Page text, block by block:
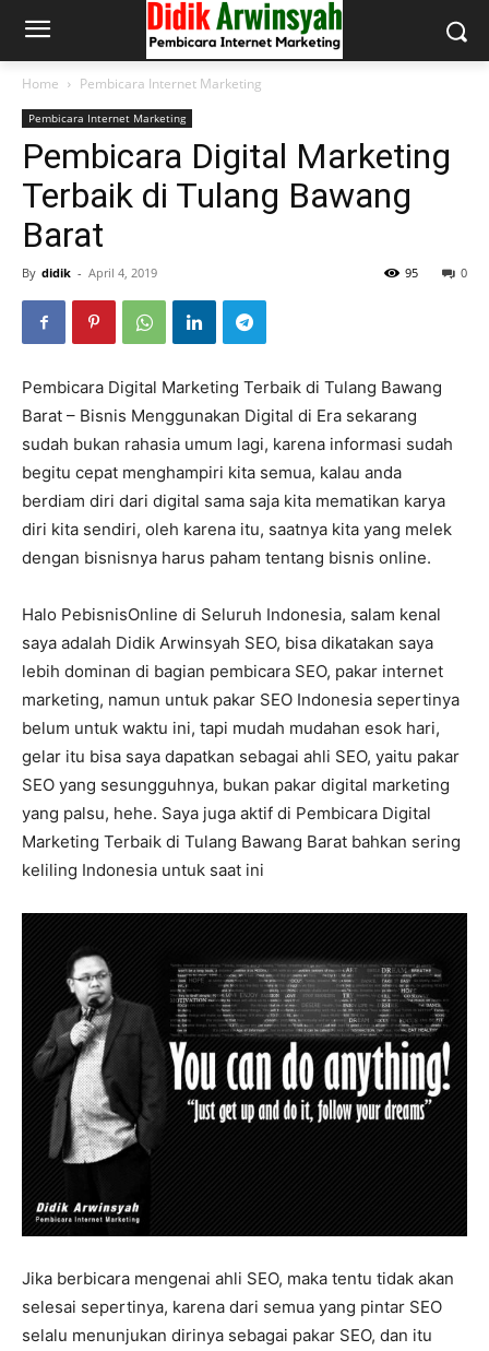
Home Pembicara Internet Marketing
Pembicara Internet Marketing
Pembicara Digital Marketing
Terbaik di Tulang Bawang
Barat
By didik - April 4, 2019 0
95
Pembicara Digital Marketing Terbaik di Tulang Bawang
Barat – Bisnis Menggunakan Digital di Era sekarang
sudah bukan rahasia umum lagi, karena informasi sudah
begitu cepat menghampiri kita semua, kalau anda
berdiam diri dari digital sama saja kita mematikan karya
diri kita sendiri, oleh karena itu, saatnya kita yang melek
dengan bisnisnya harus paham tentang bisnis online.
Halo PebisnisOnline di Seluruh Indonesia, salam kenal
saya adalah Didik Arwinsyah SEO, bisa dikatakan saya
lebih dominan di bagian pembicara SEO, pakar internet
marketing, namun untuk pakar SEO Indonesia sepertinya
belum untuk waktu ini, tapi mudah mudahan esok hari,
gelar itu bisa saya dapatkan sebagai ahli SEO, yaitu pakar
SEO yang sesungguhnya, bukan pakar digital marketing
yang palsu, hehe. Saya juga aktif di Pembicara Digital
Marketing Terbaik di Tulang Bawang Barat bahkan sering
keliling Indonesia untuk saat ini
Jika berbicara mengenai ahli SEO, maka tentu tidak akan
selesai sepertinya, karena dari semua yang pintar SEO
selalu menunjukan dirinya sebagai pakar SEO, dan itu